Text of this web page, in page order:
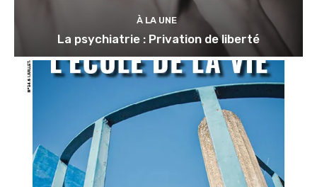
À LA UNE
La psychiatrie : Privation de liberté